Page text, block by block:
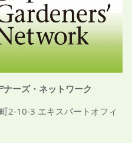
ーズ・ネットワーク
2-10-3 エキスパートオフィ